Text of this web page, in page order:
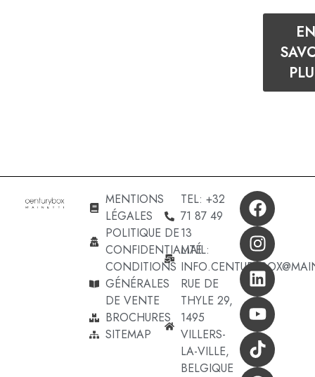
EN
MENTIONS
LÉGALES
POLITIQUE DE
CONFIDENTIALITÉ
CONDITIONS
GÉNÉRALES
DE VENTE
BROCHURES
SITEMAP
TEL: +32
71 87 49
13
MAIL:
RUE DE
THYLE 29,
1495
VILLERS-
LA-VILLE,
BELGIQUE